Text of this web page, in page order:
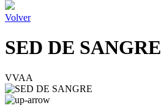
Volver
SED DE SANGRE
VVAA